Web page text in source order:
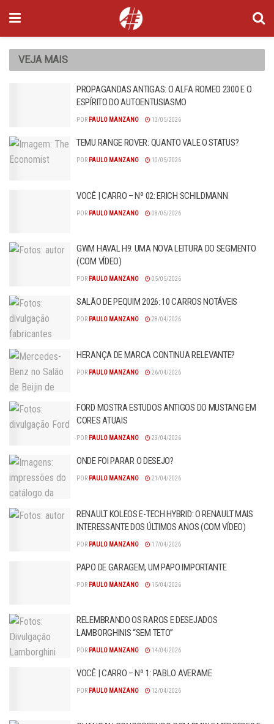
VEJA MAIS
PROPAGANDAS ANTIGAS: O ALFA ROMEO 2300 E O
ESPÍRITO DO AUTOENTUSIASMO
POR PAULO MANZANO 13/05/2026
TEMU RANGE ROVER: QUANTO VALE O STATUS?
POR PAULO MANZANO 10/05/2026
VOCÊ | CARRO – Nº 02: ERICH SCHILDMANN
POR PAULO MANZANO 08/05/2026
GWM HAVAL H9: UMA NOVA LEITURA DO SEGMENTO
(COM VÍDEO)
POR PAULO MANZANO 05/05/2026
SALÃO DE PEQUIM 2026: 10 CARROS NOTÁVEIS
POR PAULO MANZANO 28/04/2026
HERANÇA DE MARCA CONTINUA RELEVANTE?
POR PAULO MANZANO 26/04/2026
FORD MOSTRA ESTUDOS ANTIGOS DO MUSTANG EM
CORES ATUAIS
POR PAULO MANZANO 23/04/2026
ONDE FOI PARAR O DESEJO?
POR PAULO MANZANO 21/04/2026
RENAULT KOLEOS E-TECH HYBRID: O RENAULT MAIS
INTERESSANTE DOS ÚLTIMOS ANOS (COM VÍDEO)
POR PAULO MANZANO 17/04/2026
PAPO DE GARAGEM, UM PAPO IMPORTANTE
POR PAULO MANZANO 15/04/2026
RELEMBRANDO OS RAROS E DESEJADOS
LAMBORGHINIS “SEM TETO”
POR PAULO MANZANO 14/04/2026
VOCÊ | CARRO – Nº 1: PABLO AVERAME
POR PAULO MANZANO 12/04/2026